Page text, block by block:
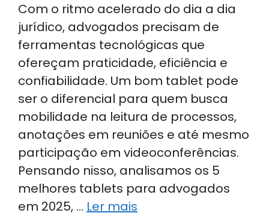
Com o ritmo acelerado do dia a dia
jurídico, advogados precisam de
ferramentas tecnológicas que
ofereçam praticidade, eficiência e
confiabilidade. Um bom tablet pode
ser o diferencial para quem busca
mobilidade na leitura de processos,
anotações em reuniões e até mesmo
participação em videoconferências.
Pensando nisso, analisamos os 5
melhores tablets para advogados
em 2025, … Ler mais